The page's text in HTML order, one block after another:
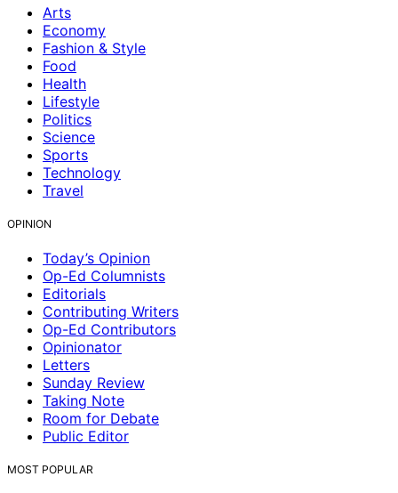
Arts
Economy
Fashion & Style
Food
Health
Lifestyle
Politics
Science
Sports
Technology
Travel
OPINION
Today’s Opinion
Op-Ed Columnists
Editorials
Contributing Writers
Op-Ed Contributors
Opinionator
Letters
Sunday Review
Taking Note
Room for Debate
Public Editor
MOST POPULAR